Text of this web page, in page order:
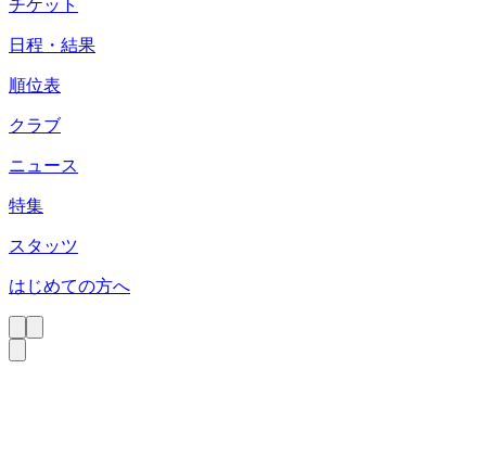
チケット
日程・結果
順位表
クラブ
ニュース
特集
スタッツ
はじめての方へ